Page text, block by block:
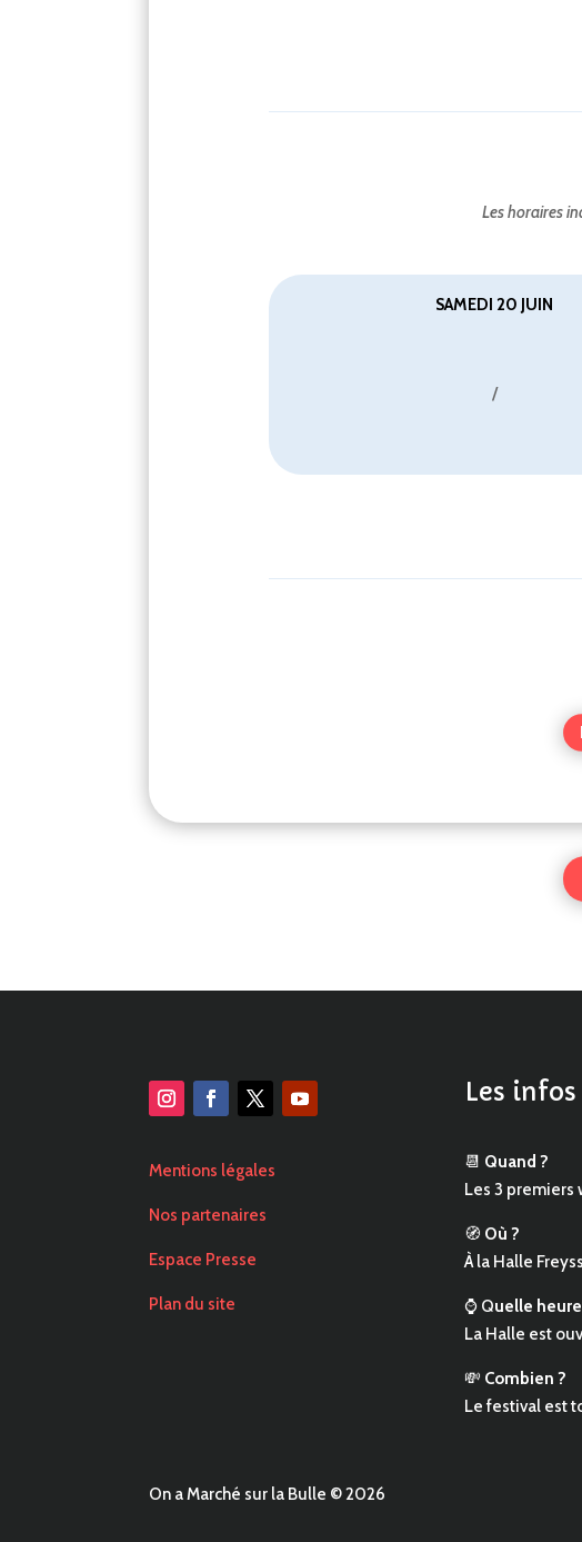
Les horaires
SAMEDI 20 JUIN
/
Mentions légales
Nos partenaires
Espace Presse
Plan du site
Les
📆 Quand ?
Les 3 premiers
🧭 Où ?
À la Halle
⌚ Quelle
La Halle est
💸 Combien ?
Le festival est
On a Marché sur la Bulle © 2026